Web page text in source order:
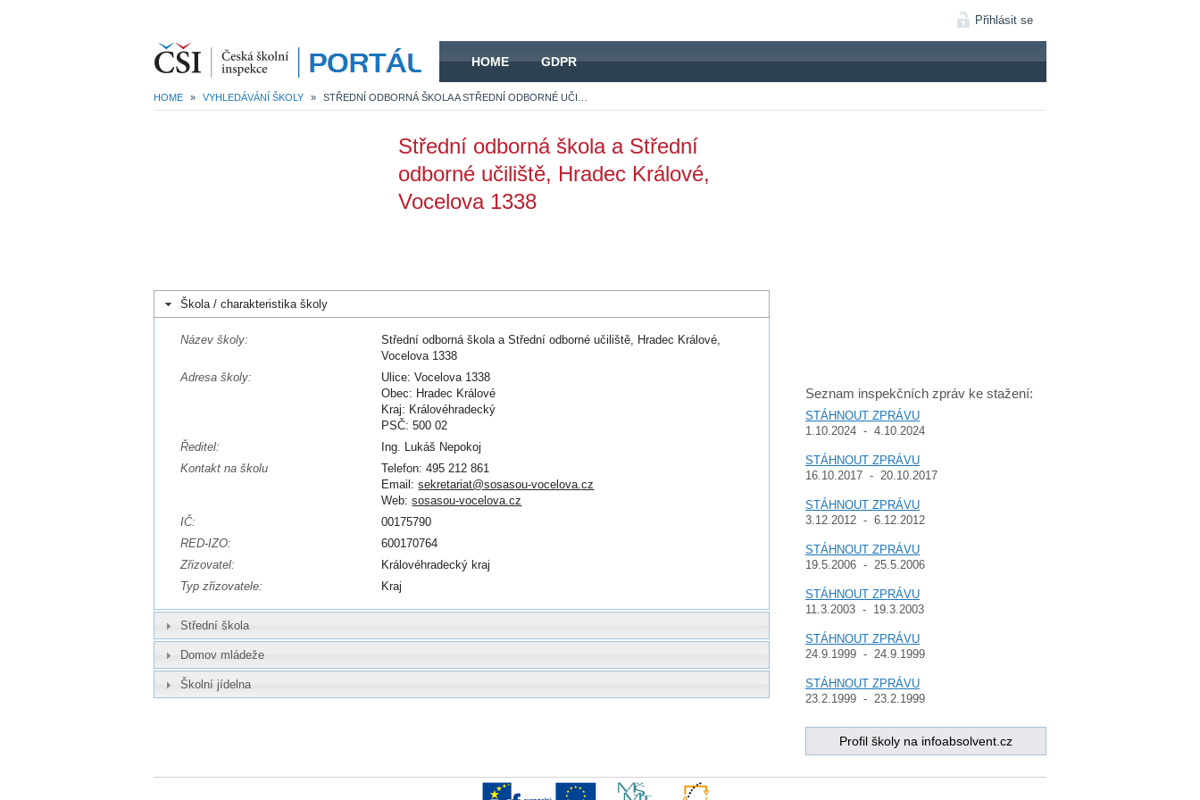
Přihlásit se
HOME GDPR
HOME » VYHLEDÁVÁNÍ ŠKOLY »
Seznam inspekčních zpráv ke stažení:
STÁHNOUT ZPRÁVU
1.10.2024 - 4.10.2024
STÁHNOUT ZPRÁVU
16.10.2017 - 20.10.2017
STÁHNOUT ZPRÁVU
3.12.2012 - 6.12.2012
STÁHNOUT ZPRÁVU
19.5.2006 - 25.5.2006
STÁHNOUT ZPRÁVU
11.3.2003 - 19.3.2003
STÁHNOUT ZPRÁVU
24.9.1999 - 24.9.1999
STÁHNOUT ZPRÁVU
23.2.1999 - 23.2.1999
Profil školy na infoabsolvent.cz
Střední odborná škola a Střední
odborné učiliště, Hradec Králové,
Vocelova 1338
Škola / charakteristika školy
Název školy:
Střední odborná škola a Střední odborné učiliště, Hradec Králové,
Vocelova 1338
Adresa školy:
Ulice: Vocelova 1338
Obec: Hradec Králové
Kraj: Královéhradecký
PSČ: 500 02
Ředitel:
Ing. Lukáš Nepokoj
Kontakt na školu
Telefon: 495 212 861
Email:sekretariat@sosasou-vocelova.cz
Web:sosasou-vocelova.cz
IČ:
00175790
RED-IZO:
600170764
Zřizovatel:
Královéhradecký kraj
Typ zřizovatele:
Kraj
Střední škola
Domov mládeže
Školní jídelna